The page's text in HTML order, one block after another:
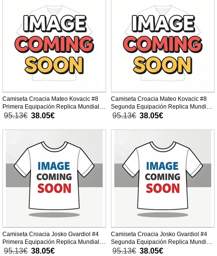
Camiseta Croacia Mateo Kovacic #8
Primera Equipación Replica Mundial
2026 para mujer mangas cortas
95.13€ 38.05€
Camiseta Croacia Mateo Kovacic #8
Segunda Equipación Replica Mundial
2026 para mujer mangas cortas
95.13€ 38.05€
Camiseta Croacia Josko Gvardiol #4
Primera Equipación Replica Mundial
2026 para mujer mangas cortas
95.13€ 38.05€
Camiseta Croacia Josko Gvardiol #4
Segunda Equipación Replica Mundial
2026 para mujer mangas cortas
95.13€ 38.05€